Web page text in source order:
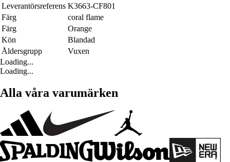
Leverantörsreferens K3663-CF801
Färg
coral flame
Färg
Orange
Kön
Blandad
Åldersgrupp
Vuxen
Loading...
Loading...
Alla våra varumärken